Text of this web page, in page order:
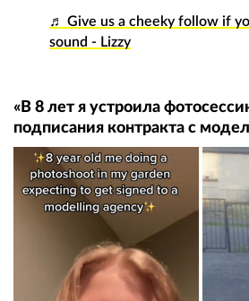
♬ Give us a cheeky follow if
sound - Lizzy
«В 8 лет я устроила
подписания контракта с